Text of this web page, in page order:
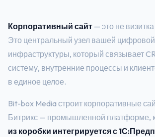
Корпоративный сайт — это не
Это центральный узел вашей цифровой
инфраструктуры, который связывает
систему, внутренние процессы и
в единое целое.
Bit-box Media строит корпоративные
Битрикс — промышленной платформе,
из коробки интегрируется с